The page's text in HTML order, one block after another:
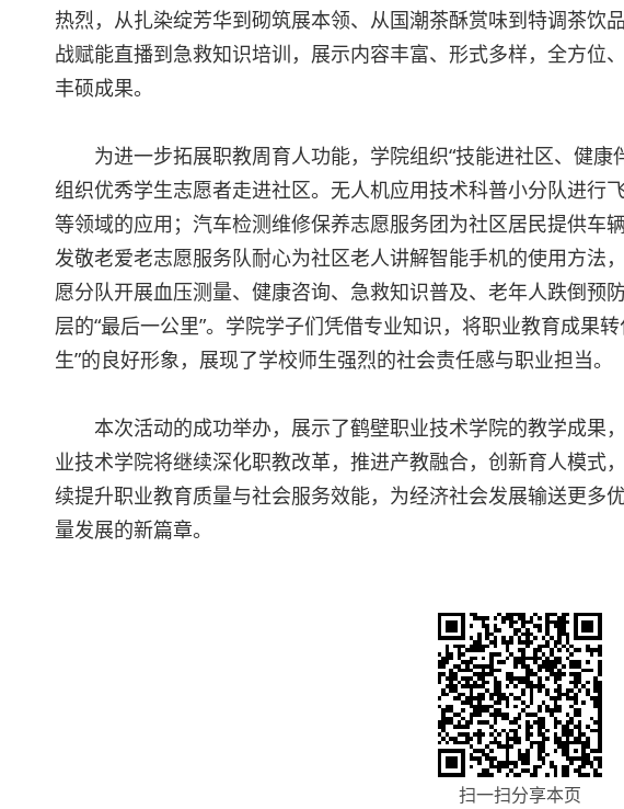
热烈，从扎染绽芳华到砌筑展本领、从国潮茶酥赏味到特调茶饮
战赋能直播到急救知识培训，展示内容丰富、形式多样，全方位
丰硕成果。
为进一步拓展职教周育人功能，学院组织“技能进社区、健康
组织优秀学生志愿者走进社区。无人机应用技术科普小分队进行
等领域的应用；汽车检测维修保养志愿服务团为社区居民提供车
发敬老爱老志愿服务队耐心为社区老人讲解智能手机的使用方法
愿分队开展血压测量、健康咨询、急救知识普及、老年人跌倒预
层的“最后一公里”。学院学子们凭借专业知识，将职业教育成果
生”的良好形象，展现了学校师生强烈的社会责任感与职业担当。
本次活动的成功举办，展示了鹤壁职业技术学院的教学成果
业技术学院将继续深化职教改革，推进产教融合，创新育人模式
续提升职业教育质量与社会服务效能，为经济社会发展输送更多
量发展的新篇章。
扫一扫分享本页